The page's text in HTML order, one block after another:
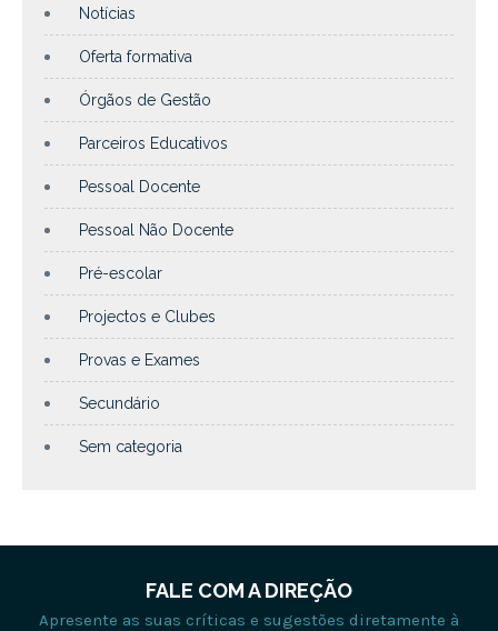
Notícias
Oferta formativa
Órgãos de Gestão
Parceiros Educativos
Pessoal Docente
Pessoal Não Docente
Pré-escolar
Projectos e Clubes
Provas e Exames
Secundário
Sem categoria
FALE COM A DIREÇÃO
Apresente as suas críticas e sugestões diretamente à